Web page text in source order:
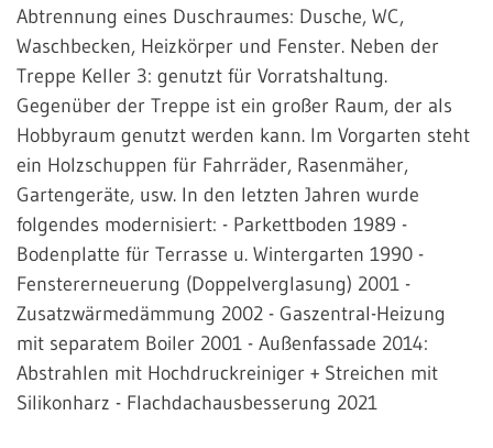
Abtrennung eines Duschraumes: Dusche, WC,
Waschbecken, Heizkörper und Fenster. Neben der
Treppe Keller 3: genutzt für Vorratshaltung.
Gegenüber der Treppe ist ein großer Raum, der als
Hobbyraum genutzt werden kann. Im Vorgarten steht
ein Holzschuppen für Fahrräder, Rasenmäher,
Gartengeräte, usw. In den letzten Jahren wurde
folgendes modernisiert: - Parkettboden 1989 -
Bodenplatte für Terrasse u. Wintergarten 1990 -
Fenstererneuerung (Doppelverglasung) 2001 -
Zusatzwärmedämmung 2002 - Gaszentral-Heizung
mit separatem Boiler 2001 - Außenfassade 2014:
Abstrahlen mit Hochdruckreiniger + Streichen mit
Silikonharz - Flachdachausbesserung 2021